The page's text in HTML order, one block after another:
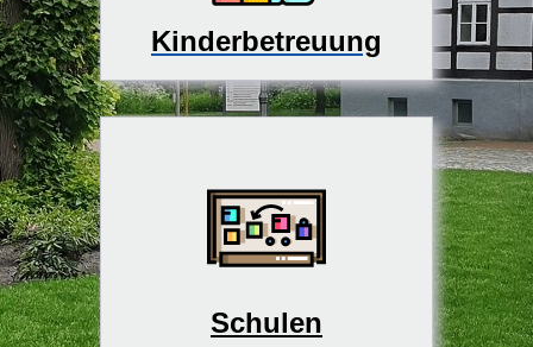
Kinderbetreuung
Schulen